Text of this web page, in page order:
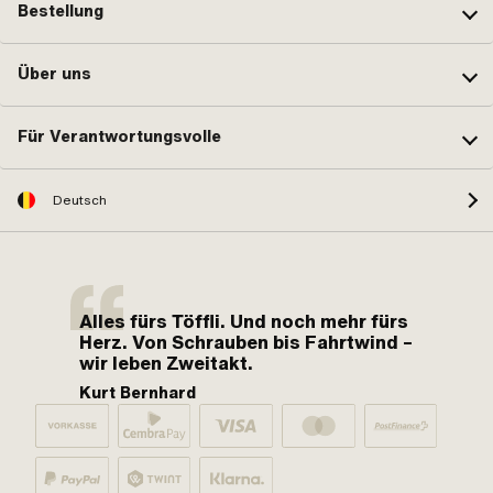
Bestellung
Über uns
Für Verantwortungsvolle
Deutsch
Alles fürs Töffli. Und noch mehr fürs
Herz. Von Schrauben bis Fahrtwind –
wir leben Zweitakt.
Kurt Bernhard